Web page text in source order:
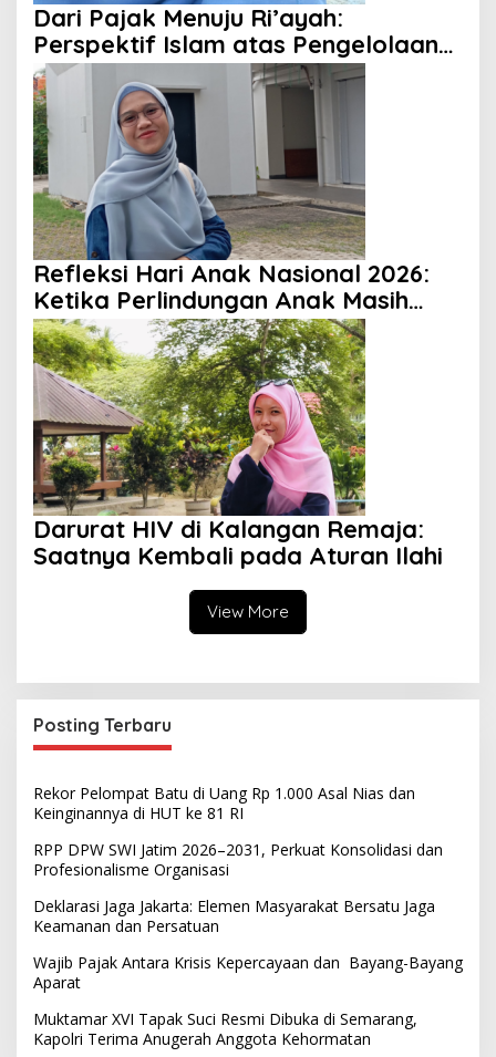
Dari Pajak Menuju Ri’ayah:
Perspektif Islam atas Pengelolaan
Keuangan Negara
Refleksi Hari Anak Nasional 2026:
Ketika Perlindungan Anak Masih
Menjadi Ilusi
Darurat HIV di Kalangan Remaja:
Saatnya Kembali pada Aturan Ilahi
View More
Posting Terbaru
Rekor Pelompat Batu di Uang Rp 1.000 Asal Nias dan
Keinginannya di HUT ke 81 RI
RPP DPW SWI Jatim 2026–2031, Perkuat Konsolidasi dan
Profesionalisme Organisasi
Deklarasi Jaga Jakarta: Elemen Masyarakat Bersatu Jaga
Keamanan dan Persatuan
Wajib Pajak Antara Krisis Kepercayaan dan Bayang-Bayang
Aparat
Muktamar XVI Tapak Suci Resmi Dibuka di Semarang,
Kapolri Terima Anugerah Anggota Kehormatan